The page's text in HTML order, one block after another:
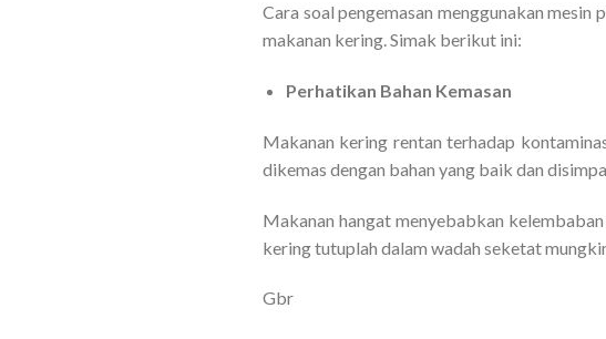
Cara soal pengemasan menggunakan
makanan kering. Simak berikut ini:
Perhatikan Bahan Kemasan
Makanan kering rentan terhadap
dikemas dengan bahan yang baik dan
Makanan hangat menyebabkan
kering tutuplah dalam wadah seketat
Gbr